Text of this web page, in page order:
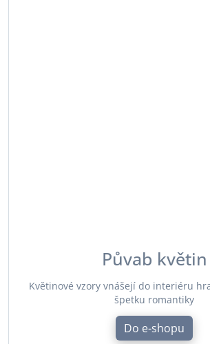
Půvab květin
Květinové vzory vnášejí do interiéru
špetku romantiky
Do e-shopu